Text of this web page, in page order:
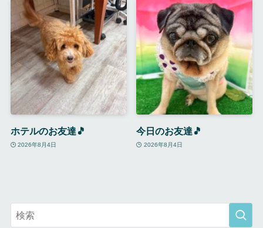
ホテルのお友達🎵
2026年8月4日
今日のお友達🎵
2026年8月4日